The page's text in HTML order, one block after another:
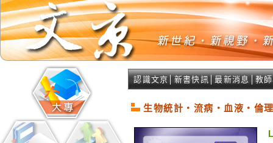
認識文京 新書快訊 │最新消息 教
生物統計‧流病‧血液‧倫